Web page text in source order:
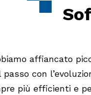
affiancato
passo con
più efficienti e